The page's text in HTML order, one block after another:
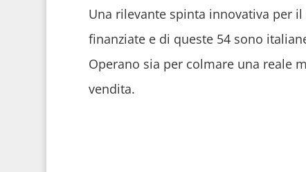
Una rilevante spinta innovativa per
finanziate e di queste 54 sono
Operano sia per colmare una reale
vendita.